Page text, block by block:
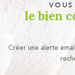
le bien
Créer une alerte